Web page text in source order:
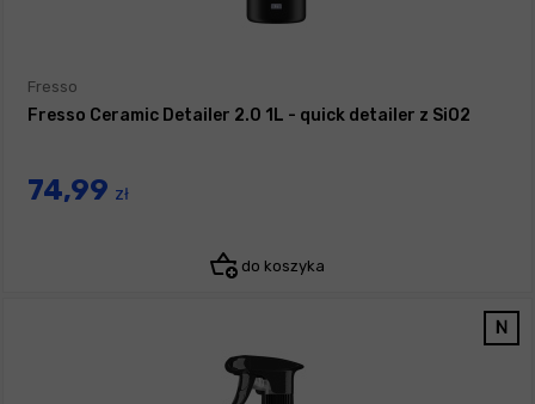
Fresso
Fresso Ceramic Detailer 2.0 1L - quick detailer z SiO2
74,99 zł
do koszyka